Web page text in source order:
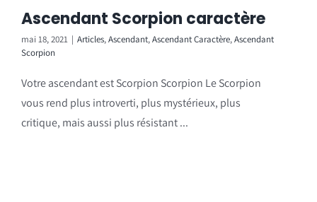
Ascendant Scorpion caractère
mai 18, 2021 | Articles,Ascendant,Ascendant Caractère,Ascendant
Scorpion
Votre ascendant est Scorpion Scorpion Le Scorpion
vous rend plus introverti, plus mystérieux, plus
critique, mais aussi plus résistant ...